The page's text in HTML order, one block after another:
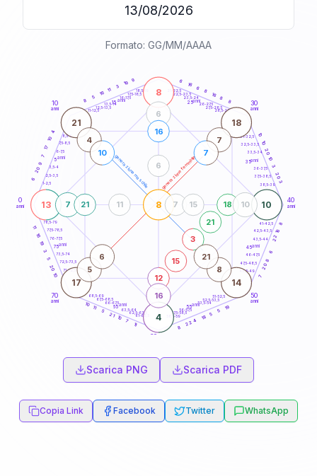
Formato: GG/MM/AAAA
generazione maschile generazione femminile
0
anni
10
anni
30
anni
40
anni
50
anni
60
70
anni
1-2,5
2,5-3,5
3,5-4
6-7,5
7,5-8,5
8,5-9
11-12,5
12,5-13,5
13,5-14
16-17,5
17,5-18,5
18,5-19
21-22,5
22,5-23,5
23,5-24
26-27,5
27,5-28,5
28,5-29
31-32,5
32,5-33,5
33,5-34
36-37,5
37,5-38,5
38,5-39
41-42,5
42,5-43,5
43,5-44
46-47,5
47,5-48,5
48,5-49
51-52,5
52,5-53,5
53,5-54
56-57,5
57,5-58,5
58,5-59
61-62,5
62,5-63,5
63,5-64
66-67,5
67,5-68,5
68,5-69
71-72,5
72,5-73,5
73,5-74
76-77,5
77,5-78,5
78,5-79
6
20
9
7
17
10
4
8
5
16
11
3
19 9 6
16
6
8
16 8
8
10
10
20
10
3
20
3
8
16
22
6
8
20
7
19
5
5
18
4
22
8
11
7
10
21
5
11
10
10
20
5
3
19
16
11
13
8
10
4
8
21 18
17 14
12
15
3
21
18
7
6
10
16
21
16
7 15
11
6
4
10
7
7
5
6
8
21
5anni
15 anni 25anni
35anni
45anni
55anni
65anni
75anni
Scarica PNG Scarica PDF
Copia Link Facebook Twitter WhatsApp